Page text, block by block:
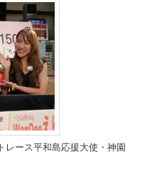
レース平和島応援大使・神園